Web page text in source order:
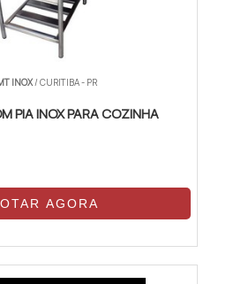
INOX/ CURITIBA - PR
PIA INOX PARA COZINHA
AGORA